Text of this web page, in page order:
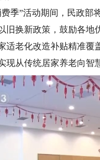
”活动期间，民政部
旧换新政策，鼓励各地
适老化改造补贴精准
现从传统居家养老向智